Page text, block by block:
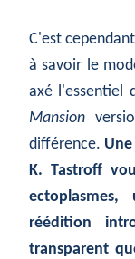
C'est
à savoir le
axé l'essentiel
Mansion
différence.
K. Tastroff
réédition
transparent